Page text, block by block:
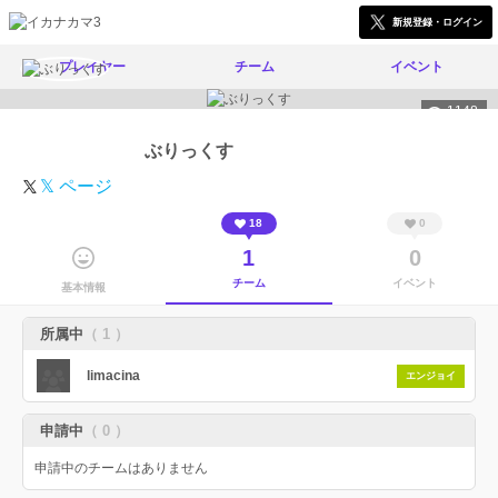
新規登録・ログイン
プレイヤー チーム イベント
1148
ぶりっくす
𝕏 ページ
基本情報
18
1
チーム
0
0
イベント
所属中 （ 1 ）
limacina エンジョイ
申請中 （ 0 ）
申請中のチームはありません